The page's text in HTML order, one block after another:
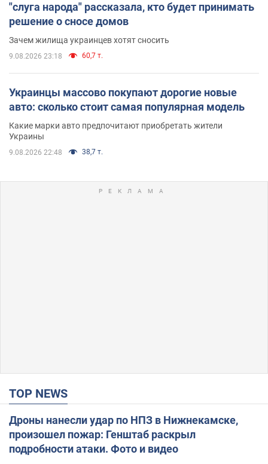
"слуга народа" рассказала, кто будет принимать
решение о сносе домов
Зачем жилища украинцев хотят сносить
9.08.2026 23:18 60,7 т.
Украинцы массово покупают дорогие новые
авто: сколько стоит самая популярная модель
Какие марки авто предпочитают приобретать жители
Украины
9.08.2026 22:48 38,7 т.
TOP NEWS
Дроны нанесли удар по НПЗ в Нижнекамске,
произошел пожар: Генштаб раскрыл
подробности атаки. Фото и видео